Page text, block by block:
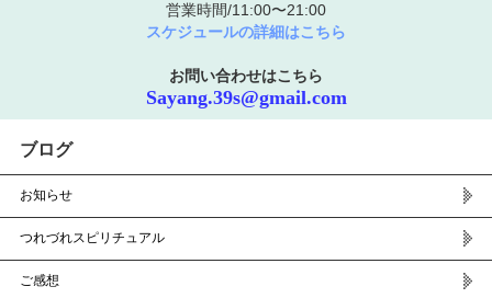
営業時間/11:00〜21:00
スケジュールの詳細はこちら
お問い合わせはこちら
Sayang.39s@gmail.com
ブログ
お知らせ
つれづれスピリチュアル
ご感想